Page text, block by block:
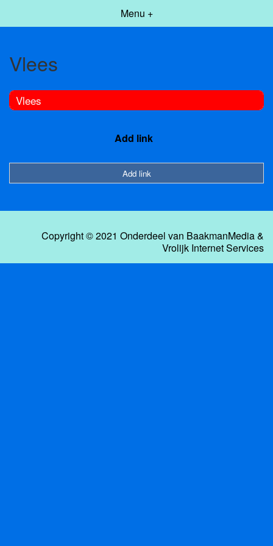
Menu +
Vlees
Vlees
Add link
Add link
Copyright © 2021 Onderdeel van BaakmanMedia&
Vrolijk Internet Services